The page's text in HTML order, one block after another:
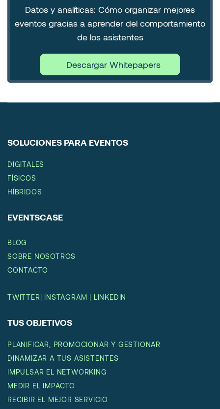
Datos y analíticas: Cómo organizar mejores
eventos gracias a aprender del comportamiento
de los asistentes
Descargar Whitepapers
SOLUCIONES PARA EVENTOS
DIGITALES
FÍSICOS
HÍBRIDOS
EVENTSCASE
BLOG
SOBRE NOSOTROS
CONTACTO
TWITTER| INSTAGRAM | LINKEDIN
TUS OBJETIVOS
PLANIFICAR, PROMOCIONAR Y GESTIONAR
DINAMIZAR A TUS ASISTENTES
IMPULSAR EL NETWORKING
MEDIR EL IMPACTO
RECIBIR EL MEJOR SERVICIO